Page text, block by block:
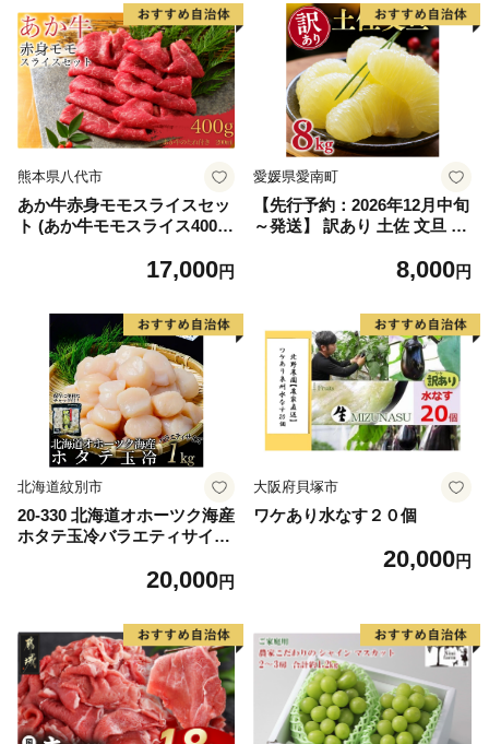
熊本県八代市
あか牛赤身モモスライスセッ
ト (あか牛モモスライス400
17,000円
愛媛県愛南町
【先行予約：2026年12月中旬
～発送】 訳あり 土佐 文旦 8k
ス) 8000円 わけあり ぶんたん
農家直送 期間限定 特産品 サ
イズミックス くらもとファー
ム 愛南町 愛媛県
8,000円
北海道紋別市
20-330 北海道オホーツク海産
ホタテ玉冷バラエティサイズ
20,000円
大阪府貝塚市
ワケあり水なす２０個
20,000円